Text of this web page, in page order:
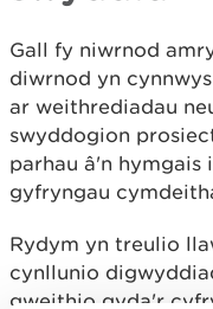
Gall fy niwrnod
diwrnod yn
ar weithrediadau
swyddogion
parhau â'n
gyfryngau
Rydym yn treulio
cynllunio
gweithio gyda'r